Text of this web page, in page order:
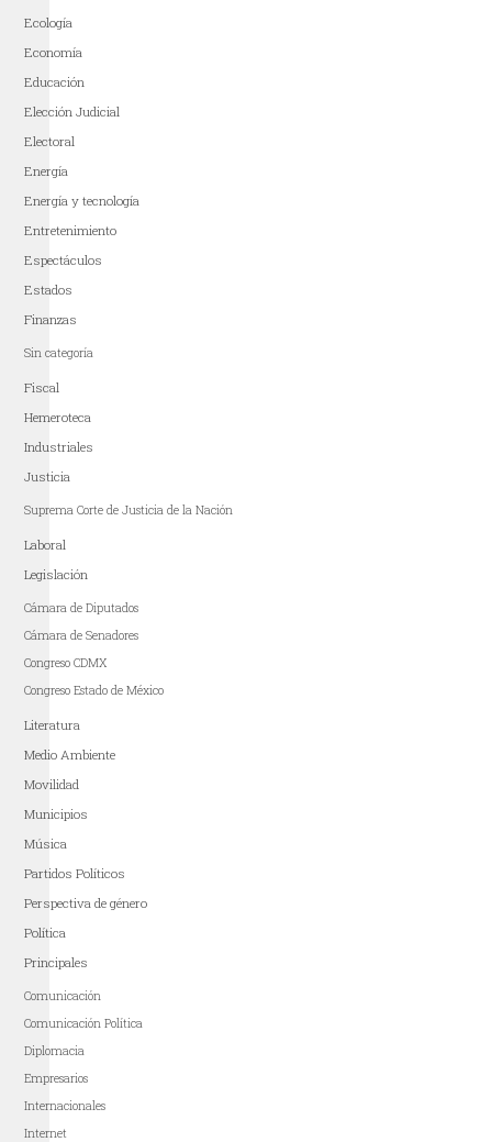
Ecología
Economía
Educación
Elección Judicial
Electoral
Energía
Energía y tecnología
Entretenimiento
Espectáculos
Estados
Finanzas
Sin categoría
Fiscal
Hemeroteca
Industriales
Justicia
Suprema Corte de Justicia de la Nación
Laboral
Legislación
Cámara de Diputados
Cámara de Senadores
Congreso CDMX
Congreso Estado de México
Literatura
Medio Ambiente
Movilidad
Municipios
Música
Partidos Políticos
Perspectiva de género
Política
Principales
Comunicación
Comunicación Política
Diplomacia
Empresarios
Internacionales
Internet